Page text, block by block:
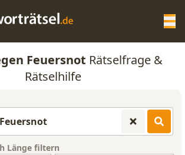
KREUZWORTRÄTSEL-HILFE
ANAGRAMM-GENERATOR
Feuersnot Rätselfrage &
Rätselhilfe
Länge filtern